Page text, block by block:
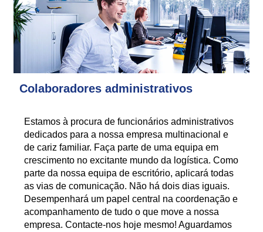
Colaboradores administrativos
Estamos à procura de funcionários administrativos
dedicados para a nossa empresa multinacional e
de cariz familiar. Faça parte de uma equipa em
crescimento no excitante mundo da logística. Como
parte da nossa equipa de escritório, aplicará todas
as vias de comunicação. Não há dois dias iguais.
Desempenhará um papel central na coordenação e
acompanhamento de tudo o que move a nossa
empresa. Contacte-nos hoje mesmo! Aguardamos